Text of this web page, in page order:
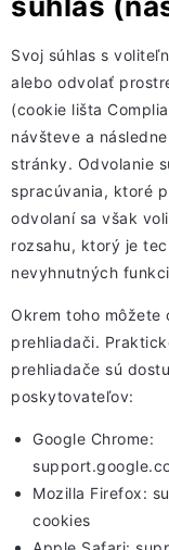
Svoj súhlas s
alebo odvolať
(cookie lišta
návšteve a
stránky. Odvolanie
spracúvania, ktoré
odvolaní sa však
rozsahu, ktorý je
nevyhnutných
Okrem toho môžete
prehliadači.
prehliadače sú
poskytovateľov:
Google Chrome:
Mozilla Firefox:
cookies